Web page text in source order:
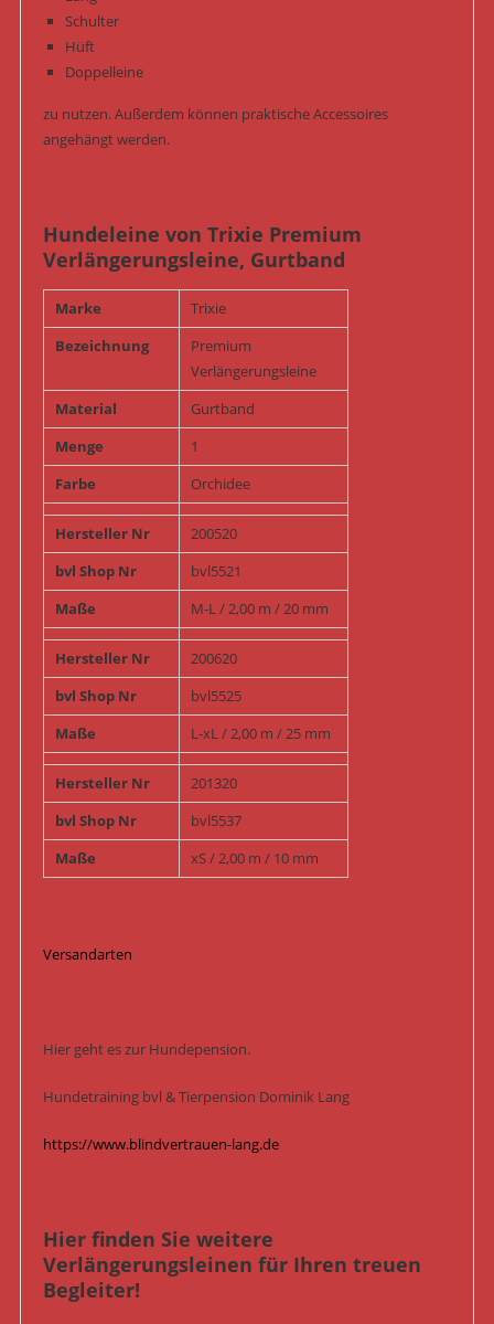
Schulter
Hüft
Doppelleine
zu nutzen. Außerdem können praktische Accessoires
angehängt werden.
Hundeleine von Trixie Premium
Verlängerungsleine, Gurtband
Marke
Trixie
Bezeichnung
Premium
Verlängerungsleine
Material
Gurtband
Menge
1
Farbe
Orchidee
Hersteller Nr
200520
bvl Shop Nr
bvl5521
Maße
M-L / 2,00 m / 20 mm
Hersteller Nr
200620
bvl Shop Nr
bvl5525
Maße
L-xL / 2,00 m / 25 mm
Hersteller Nr
201320
bvl Shop Nr
bvl5537
Maße
xS / 2,00 m / 10 mm
Versandarten
Hier geht es zur Hundepension.
Hundetraining bvl & Tierpension Dominik Lang
https://www.blindvertrauen-lang.de
Hier finden Sie weitere
Verlängerungsleinen für Ihren treuen
Begleiter!